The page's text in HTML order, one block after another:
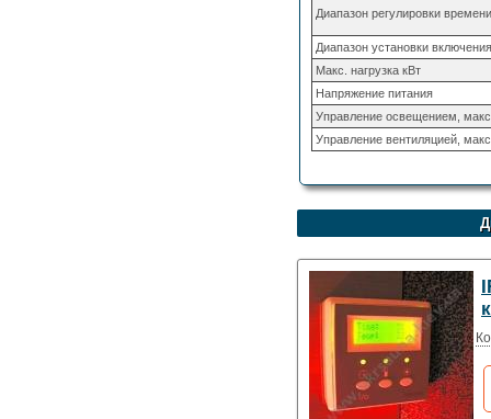
Диапазон регулировки
Диапазон установки
Макс. нагрузка кВт
Напряжение питания
Управление освещением,
Управление вентиляцией,